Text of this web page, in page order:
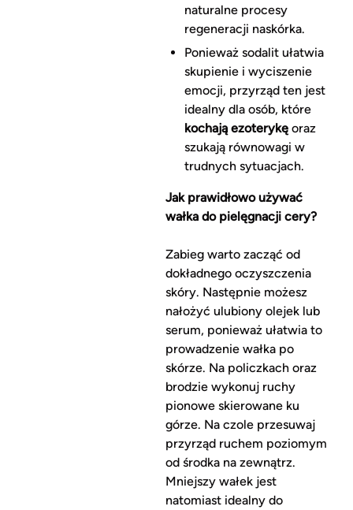
naturalne procesy
regeneracji naskórka.
Ponieważ sodalit ułatwia
skupienie i wyciszenie
emocji, przyrząd ten jest
idealny dla osób, które
kochają ezoterykęoraz
szukają równowagi w
trudnych sytuacjach.
Jak prawidłowo używać
wałka do pielęgnacji cery?
Zabieg warto zacząć od
dokładnego oczyszczenia
skóry. Następnie możesz
nałożyć ulubiony olejek lub
serum, ponieważ ułatwia to
prowadzenie wałka po
skórze. Na policzkach oraz
brodzie wykonuj ruchy
pionowe skierowane ku
górze. Na czole przesuwaj
przyrząd ruchem poziomym
od środka na zewnątrz.
Mniejszy wałek jest
natomiast idealny do